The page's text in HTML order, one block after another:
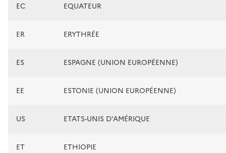
EC EQUATEUR
ER ERYTHRÉE
ES ESPAGNE (UNION EUROPÉENNE)
EE ESTONIE (UNION EUROPÉENNE)
US ETATS-UNIS D'AMÉRIQUE
ET ETHIOPIE